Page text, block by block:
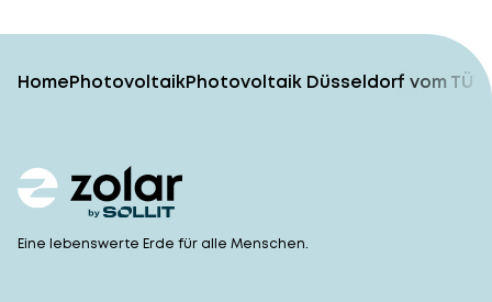
HomePhotovoltaikPhotovoltaik Düsseldorf vom
Eine lebenswerte Erde für alle Menschen.